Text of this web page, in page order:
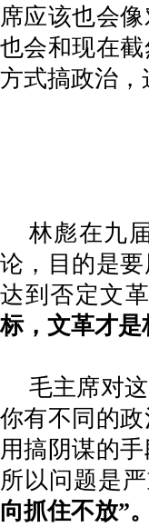
席应该也会
也会和现在
方式搞政治，
林彪在九
论，目的是
达到否定文
标，文革才是
毛主席对
你有不同的
用搞阴谋的
所以问题是
向抓住不放”。